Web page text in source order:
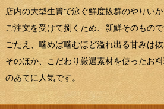
店内の大型生簀で泳ぐ鮮度抜群のやりいか
ご注文を受けて捌くため、新鮮そのもの
ごたえ、噛めば噛むほど溢れ出る甘みは
そのほか、こだわり厳選素材を使ったお
のあてに人気です。